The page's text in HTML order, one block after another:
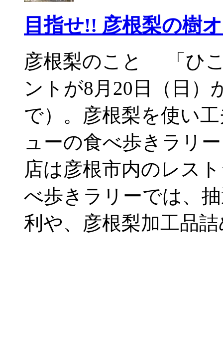
目指せ!! 彦根梨の樹
彦根梨のこと 「ひこ
ントが8月20日（日）
で）。彦根梨を使い
ューの食べ歩きラリ
店は彦根市内のレス
べ歩きラリーでは、
利や、彦根梨加工品